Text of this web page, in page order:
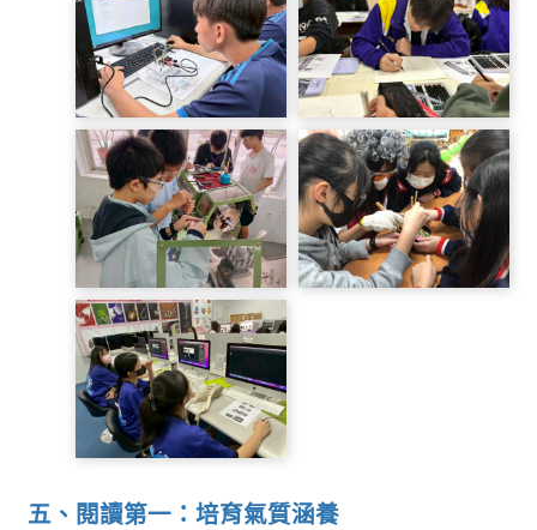
LINE_ALBUM_20251017
大同高中 第二隊 廣設
_251017_9
LINE_ALBUM_114-1 餐
旅群A3_250924_19
LINE_ALBUM_114.10.21
電機電子群科
C2_251023_91
LINE_ALBUM_114.10.28
設計群B2班_251029_18
LINE_ALBUM_20251111
機電E2_251111_5
五、閱讀第一：培育氣質涵養